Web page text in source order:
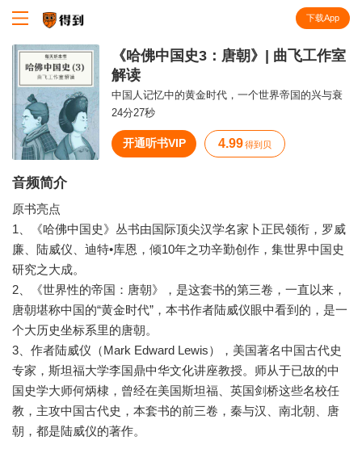
下载App
《哈佛中国史3：唐朝》| 曲飞工作室
解读
中国人记忆中的黄金时代，一个世界帝国的兴与衰
24分27秒
开通听书VIP 4.99 得到贝
音频简介
原书亮点
1、《哈佛中国史》丛书由国际顶尖汉学名家卜正民领衔，罗威
廉、陆威仪、迪特•库恩，倾10年之功辛勤创作，集世界中国史
研究之大成。
2、《世界性的帝国：唐朝》，是这套书的第三卷，一直以来，
唐朝堪称中国的“黄金时代”，本书作者陆威仪眼中看到的，是一
个大历史坐标系里的唐朝。
3、作者陆威仪（Mark Edward Lewis），美国著名中国古代史
专家，斯坦福大学李国鼎中华文化讲座教授。师从于已故的中
国史学大师何炳棣，曾经在美国斯坦福、英国剑桥这些名校任
教，主攻中国古代史，本套书的前三卷，秦与汉、南北朝、唐